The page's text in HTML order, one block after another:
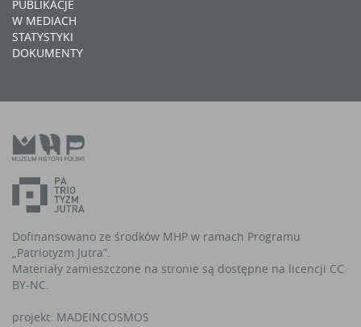
PUBLIKACJE
W MEDIACH
STATYSTYKI
DOKUMENTY
Dofinansowano ze środków MHP w ramach Programu
„Patriotyzm Jutra”.
Materiały zamieszczone na stronie są dostępne na licencji CC
BY-NC.
projekt: MADEINCOSMOS